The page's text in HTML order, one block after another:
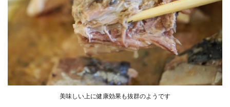
美味しい上に健康効果も抜群のようです